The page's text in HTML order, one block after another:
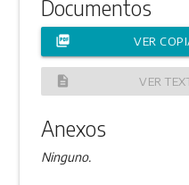
Documentos
picture_as_pdf VER
description VER
Anexos
Ninguno.